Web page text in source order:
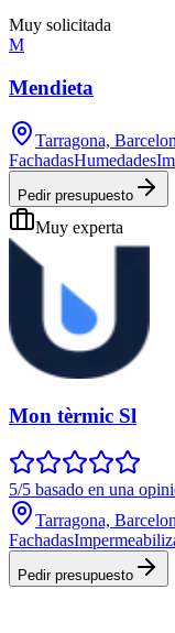
Muy solicitada
M
Mendieta
Tarragona,
FachadasHumedades
Pedir presupuesto
Muy experta
Mon tèrmic Sl
5/5 basado en una
Tarragona,
Fachadas
Pedir presupuesto